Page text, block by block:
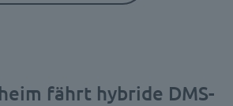
fährt hybride DMS-